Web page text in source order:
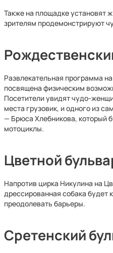
Также на площадке установят
зрителям продемонстрируют
Развлекательная программа
посвящена физическим
Посетители увидят чудо-
места грузовик, и одного из
— Брюса Хлебникова, который
мотоциклы.
Цветной
Напротив цирка Никулина на
дрессированная собака будет
преодолевать барьеры.
Сретенский